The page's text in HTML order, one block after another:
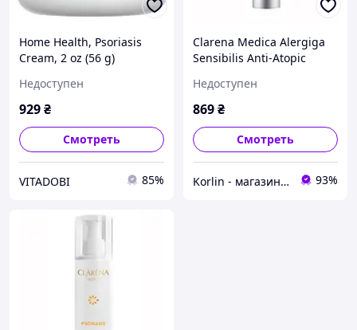
Home Health, Psoriasis
Cream, 2 oz (56 g)
Недоступен
929₴
Смотреть
VITADOBI 85%
Clarena Medica Alergiga
Sensibilis Anti-Atopic
Дневной Крем 50 мл
Польша Доставка из ЕС
Недоступен
869₴
Смотреть
Korlin - магазин натуральной косметики, витаминов и минералов, органического питания 93%